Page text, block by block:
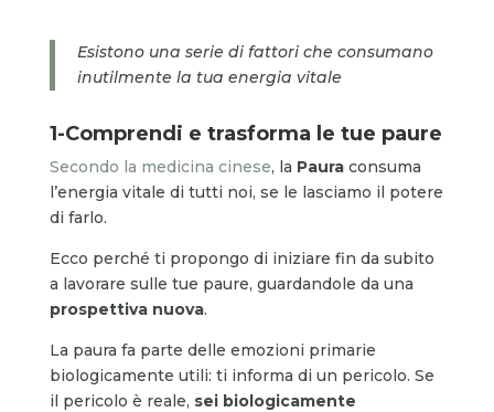
Esistono una serie di fattori che consumano
inutilmente la tua energia vitale
1-Comprendi e trasforma le tue paure
Secondo la medicina cinese, la Paura consuma
l’energia vitale di tutti noi, se le lasciamo il potere
di farlo.
Ecco perché ti propongo di iniziare fin da subito
a lavorare sulle tue paure, guardandole da una
prospettiva nuova.
La paura fa parte delle emozioni primarie
biologicamente utili: ti informa di un pericolo. Se
il pericolo è reale, sei biologicamente